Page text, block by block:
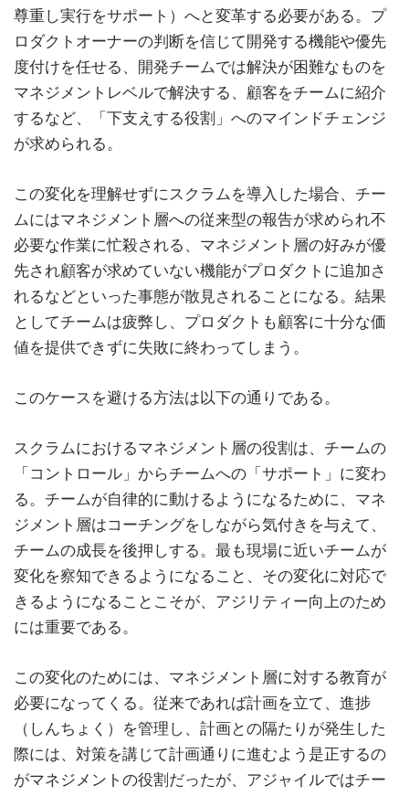
尊重し実行をサポート）へと変革する必要がある。プ
ロダクトオーナーの判断を信じて開発する機能や優先
度付けを任せる、開発チームでは解決が困難なものを
マネジメントレベルで解決する、顧客をチームに紹介
するなど、「下支えする役割」へのマインドチェンジ
が求められる。
この変化を理解せずにスクラムを導入した場合、チー
ムにはマネジメント層への従来型の報告が求められ不
必要な作業に忙殺される、マネジメント層の好みが優
先され顧客が求めていない機能がプロダクトに追加さ
れるなどといった事態が散見されることになる。結果
としてチームは疲弊し、プロダクトも顧客に十分な価
値を提供できずに失敗に終わってしまう。
このケースを避ける方法は以下の通りである。
スクラムにおけるマネジメント層の役割は、チームの
「コントロール」からチームへの「サポート」に変わ
る。チームが自律的に動けるようになるために、マネ
ジメント層はコーチングをしながら気付きを与えて、
チームの成長を後押しする。最も現場に近いチームが
変化を察知できるようになること、その変化に対応で
きるようになることこそが、アジリティー向上のため
には重要である。
この変化のためには、マネジメント層に対する教育が
必要になってくる。従来であれば計画を立て、進捗
（しんちょく）を管理し、計画との隔たりが発生した
際には、対策を講じて計画通りに進むよう是正するの
がマネジメントの役割だったが、アジャイルではチー